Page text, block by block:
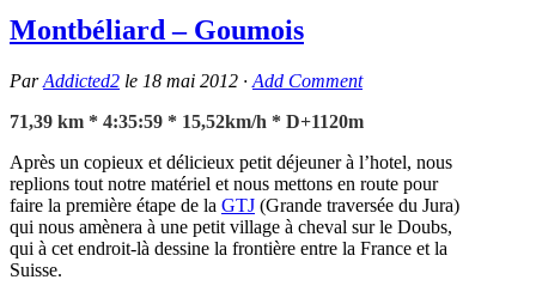
Montbéliard – Goumois
ParAddicted2 le 18 mai 2012 · Add Comment
71,39 km * 4:35:59 * 15,52km/h * D+1120m
Après un copieux et délicieux petit déjeuner à l’hotel, nous
replions tout notre matériel et nous mettons en route pour
faire la première étape de la GTJ (Grande traversée du Jura)
qui nous amènera à une petit village à cheval sur le Doubs,
qui à cet endroit-là dessine la frontière entre la France et la
Suisse.